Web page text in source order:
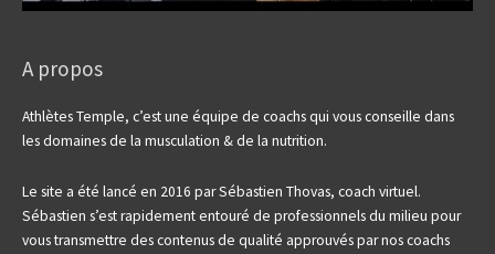
A propos
Athlètes Temple, c’est une équipe de coachs qui vous conseille dans
les domaines de la musculation & de la nutrition.
Le site a été lancé en 2016 par Sébastien Thovas, coach virtuel.
Sébastien s’est rapidement entouré de professionnels du milieu pour
vous transmettre des contenus de qualité approuvés par nos coachs